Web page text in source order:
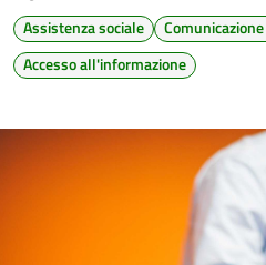
Assistenza sociale
Accesso all'informazione